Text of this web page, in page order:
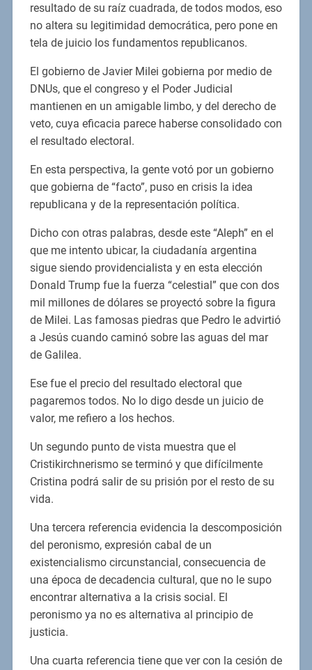
resultado de su raíz cuadrada, de todos modos, eso
no altera su legitimidad democrática, pero pone en
tela de juicio los fundamentos republicanos.
El gobierno de Javier Milei gobierna por medio de
DNUs, que el congreso y el Poder Judicial
mantienen en un amigable limbo, y del derecho de
veto, cuya eficacia parece haberse consolidado con
el resultado electoral.
En esta perspectiva, la gente votó por un gobierno
que gobierna de “facto”, puso en crisis la idea
republicana y de la representación política.
Dicho con otras palabras, desde este “Aleph” en el
que me intento ubicar, la ciudadanía argentina
sigue siendo providencialista y en esta elección
Donald Trump fue la fuerza “celestial” que con dos
mil millones de dólares se proyectó sobre la figura
de Milei. Las famosas piedras que Pedro le advirtió
a Jesús cuando caminó sobre las aguas del mar
de Galilea.
Ese fue el precio del resultado electoral que
pagaremos todos. No lo digo desde un juicio de
valor, me refiero a los hechos.
Un segundo punto de vista muestra que el
Cristikirchnerismo se terminó y que difícilmente
Cristina podrá salir de su prisión por el resto de su
vida.
Una tercera referencia evidencia la descomposición
del peronismo, expresión cabal de un
existencialismo circunstancial, consecuencia de
una época de decadencia cultural, que no le supo
encontrar alternativa a la crisis social. El
peronismo ya no es alternativa al principio de
justicia.
Una cuarta referencia tiene que ver con la cesión de